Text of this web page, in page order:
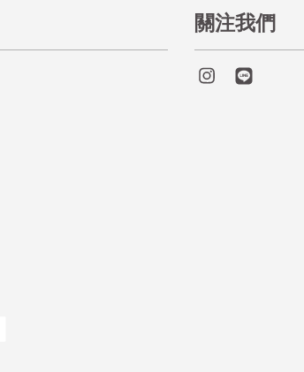
關注我們
Instagram